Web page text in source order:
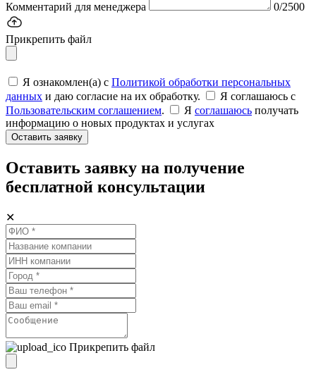
Комментарий для менеджера 0/2500
Прикрепить файл
Я ознакомлен(а) с Политикой обработки персональных
данных и даю согласие на их обработку.
Я соглашаюсь c
Пользовательским соглашением. Я соглашаюсь получать
информацию о новых продуктах и услугах
Оставить заявку
Оставить заявку на получение
бесплатной консультации
✕
Прикрепить файл